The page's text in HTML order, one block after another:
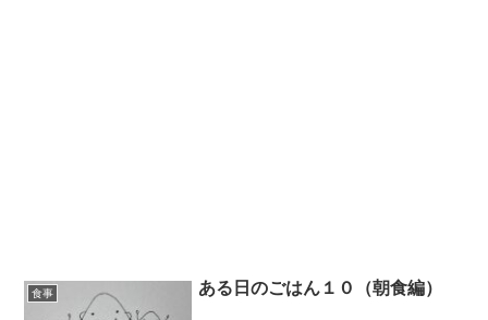
食事 ある日のごはん１０（朝食編）